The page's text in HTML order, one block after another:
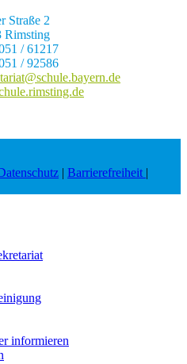
Straße 2
Rimsting
/ 61217
/ 92586
| Barrierefreiheit |
informieren